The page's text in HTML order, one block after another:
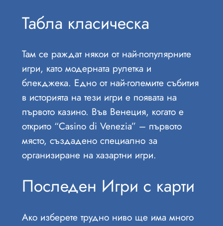
Табла класическа
Там се раждат някои от най-популярните
игри, като модерната рулетка и
блекджека. Едно от най-големите събития
в историята на тези игри е появата на
първото казино. Във Венеция, когато е
открито “Casino di Venezia” – първото
място, създадено специално за
организиране на хазартни игри.
Последен Игри с карти
Ако изберете трудно ниво ще има много